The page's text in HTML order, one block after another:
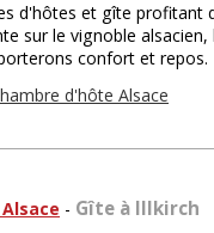
d'hôtes et gîte profitant
sur le vignoble
confort et repos.
d'hôte Alsace
- Gîte à Illkirch